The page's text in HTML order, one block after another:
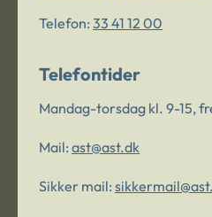
Telefon: 33 41 12 00
Telefontider
Mandag-torsdag kl. 9-15,
Mail: ast@ast.dk
Sikker mail: